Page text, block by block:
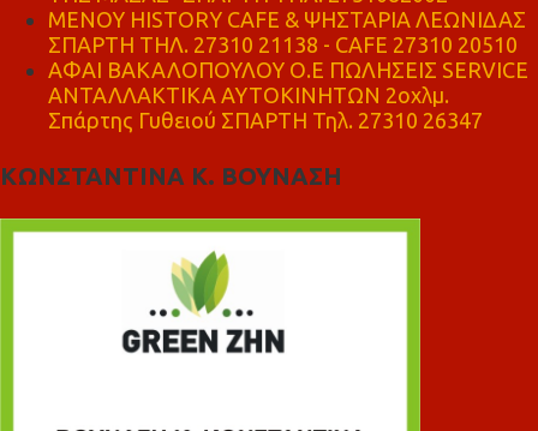
ΜΕΝΟΥ HISTORY CAFE & ΨΗΣΤΑΡΙΑ ΛΕΩΝΙΔΑΣ
ΣΠΑΡΤΗ ΤΗΛ. 27310 21138 - CAFE 27310 20510
ΑΦΑΙ ΒΑΚΑΛΟΠΟΥΛΟΥ Ο.Ε ΠΩΛΗΣΕΙΣ SERVICE
ΑΝΤΑΛΛΑΚΤΙΚΑ ΑΥΤΟΚΙΝΗΤΩΝ 2οχλμ.
Σπάρτης Γυθειού ΣΠΑΡΤΗ Τηλ. 27310 26347
ΚΩΝΣΤΑΝΤΙΝΑ Κ. ΒΟΥΝΑΣΗ